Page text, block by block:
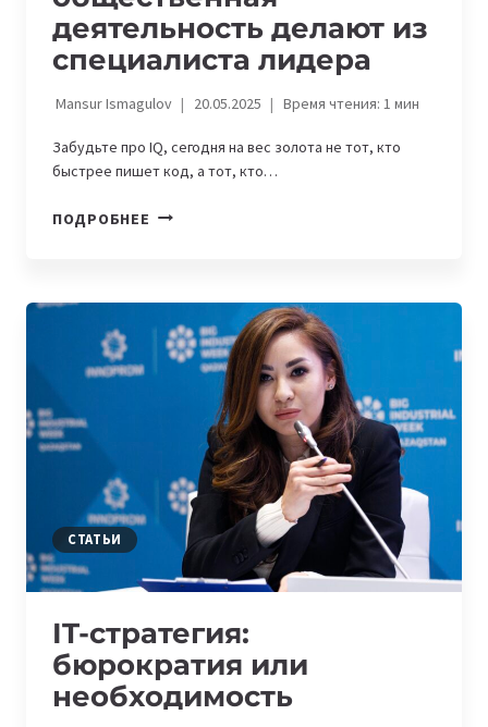
деятельность делают из
специалиста лидера
Mansur Ismagulov 20.05.2025 Время чтения: 1мин
Забудьте про IQ, сегодня на вес золота не тот, кто
быстрее пишет код, а тот, кто…
ПОДРОБНЕЕ ЭМОЦИОНАЛЬНЫЙ
ОБЩЕСТВЕННАЯ
ДЕЯТЕЛЬНОСТЬ
СПЕЦИАЛИСТА
ЛИДЕРА
СТАТЬИ
IT-стратегия:
бюрократия или
необходимость